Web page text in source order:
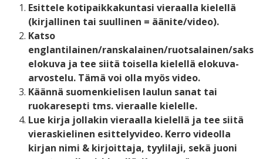
Esittele kotipaikkakuntasi vieraalla kielellä
(kirjallinen tai suullinen = äänite/video).
Katso
englantilainen/ranskalainen/ruotsalainen/
elokuva ja tee siitä toisella kielellä elokuva-
arvostelu. Tämä voi olla myös video.
Käännä suomenkielisen laulun sanat tai
ruokaresepti tms. vieraalle kielelle.
Lue kirja jollakin vieraalla kielellä ja tee siitä
vieraskielinen esittelyvideo. Kerro videolla
kirjan nimi & kirjoittaja, tyylilaji, sekä juoni